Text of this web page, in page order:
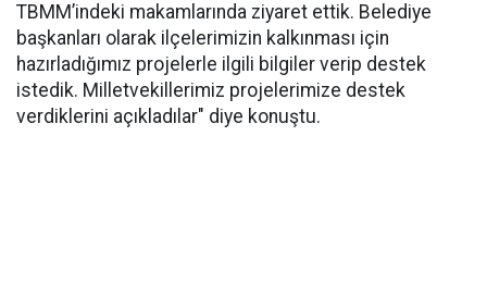
TBMM’indeki makamlarında ziyaret ettik. Belediye
başkanları olarak ilçelerimizin kalkınması için
hazırladığımız projelerle ilgili bilgiler verip destek
istedik. Milletvekillerimiz projelerimize destek
verdiklerini açıkladılar" diye konuştu.